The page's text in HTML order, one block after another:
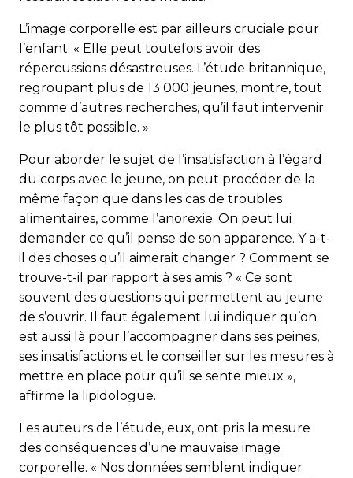
L’image corporelle est par ailleurs cruciale pour
l’enfant. « Elle peut toutefois avoir des
répercussions désastreuses. L’étude britannique,
regroupant plus de 13 000 jeunes, montre, tout
comme d’autres recherches, qu’il faut intervenir
le plus tôt possible. »
Pour aborder le sujet de l’insatisfaction à l’égard
du corps avec le jeune, on peut procéder de la
même façon que dans les cas de troubles
alimentaires, comme l’anorexie. On peut lui
demander ce qu’il pense de son apparence. Y a-t-
il des choses qu’il aimerait changer ? Comment se
trouve-t-il par rapport à ses amis ? « Ce sont
souvent des questions qui permettent au jeune
de s’ouvrir. Il faut également lui indiquer qu’on
est aussi là pour l’accompagner dans ses peines,
ses insatisfactions et le conseiller sur les mesures à
mettre en place pour qu’il se sente mieux »,
affirme la lipidologue.
Les auteurs de l’étude, eux, ont pris la mesure
des consé­quences d’une mauvaise image
corporelle. « Nos données semblent indiquer